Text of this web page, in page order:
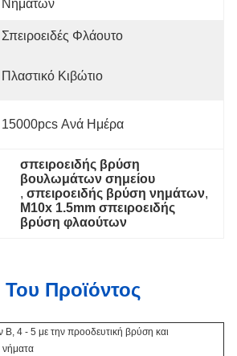
Νημάτων
Σπειροειδές Φλάουτο
Πλαστικό Κιβώτιο
15000pcs Ανά Ημέρα
σπειροειδής βρύση
βουλωμάτων σημείου
, σπειροειδής βρύση νημάτων
M10x 1.5mm σπειροειδής
βρύση φλαούτων
Προϊόντος
Β, 4 - 5 με την προοδευτική βρύση και
νήματα